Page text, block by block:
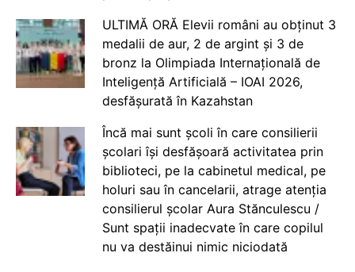
ULTIMĂ ORĂ Elevii români au obținut 3
medalii de aur, 2 de argint și 3 de
bronz la Olimpiada Internațională de
Inteligență Artificială – IOAI 2026,
desfășurată în Kazahstan
Încă mai sunt școli în care consilierii
școlari își desfășoară activitatea prin
biblioteci, pe la cabinetul medical, pe
holuri sau în cancelarii, atrage atenția
consilierul școlar Aura Stănculescu /
Sunt spații inadecvate în care copilul
nu va destăinui nimic niciodată